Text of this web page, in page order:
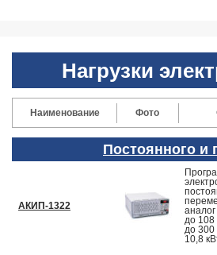
Нагрузки
Наименование Фото
Постоянного и
АКИП-1322
до 108
до
10,8